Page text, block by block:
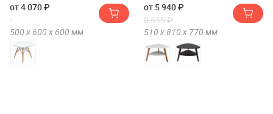
от 4 070 ₽
500 х 600 х 600 мм
BeautyStyle 24)
от 5 940 ₽
8 515 ₽
510 х810 х 770 мм